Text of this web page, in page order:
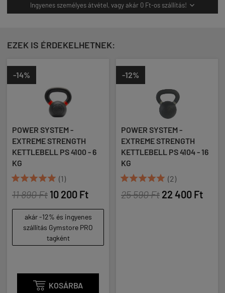
Ingyenes személyes átvétel, vagy akár 0 Ft-os szállítás! 
EZEK IS ÉRDEKELHETNEK:
-14%
POWER SYSTEM -
EXTREME STRENGTH
KETTLEBELL PS 4100 - 6
KG
 (1)
11 890 Ft 10 200 Ft
akár -12% és ingyenes
szállítás Gymstore PRO
tagként
 KOSÁRBA
-12%
POWER SYSTEM -
EXTREME STRENGTH
KETTLEBELL PS 4104 - 16
KG
 (2)
25 590 Ft 22 400 Ft